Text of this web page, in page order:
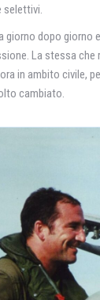
selettivi.
giorno dopo giorno
La stessa che
in ambito civile,
cambiato.